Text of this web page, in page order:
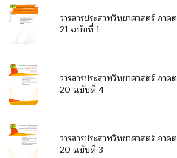
วารสารประสาทวิทยาศาสตร์ ภา
21 ฉบับที่ 1
วารสารประสาทวิทยาศาสตร์ ภา
20 ฉบับที่ 4
วารสารประสาทวิทยาศาสตร์ ภา
20 ฉบับที่ 3